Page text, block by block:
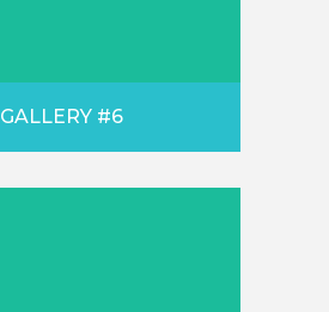
GALLERY #6